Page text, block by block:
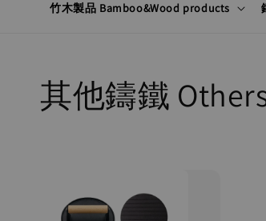
竹木製品 Bamboo&Wood products
其他鑄鐵